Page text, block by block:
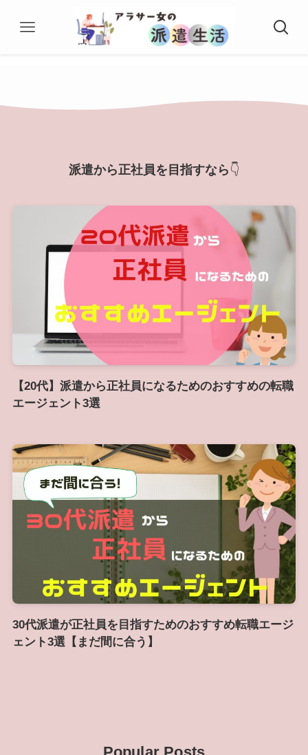
派遣から正社員を目指すなら 👇
【20代】派遣から正社員になるためのおすすめの転職
エージェント3選
30代派遣が正社員を目指すためのおすすめ転職エージ
ェント3選【まだ間に合う】